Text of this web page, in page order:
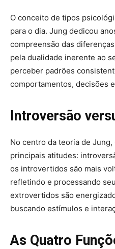
O conceito de tipos
para o dia. Jung dedicou
compreensão das
pela dualidade inerente ao
perceber padrões
comportamentos, decisões
Introversão
No centro da teoria de
principais atitudes:
os introvertidos são mais
refletindo e processando
extrovertidos são
buscando estímulos e
As Quatro